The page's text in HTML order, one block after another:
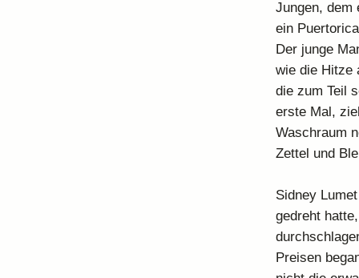
Jungen, dem
ein
Der junge
wie die Hitze
die zum Teil
erste Mal,
Waschraum
Zettel und
Sidney
gedreht
Preisen